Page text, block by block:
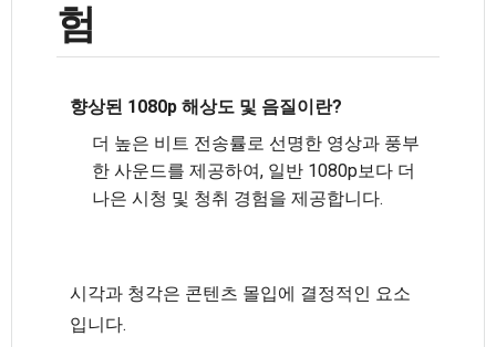
험
향상된 1080p 해상도 및 음질이란?
더 높은 비트 전송률로 선명한 영상과 풍부
한 사운드를 제공하여, 일반 1080p보다 더
나은 시청 및 청취 경험을 제공합니다.
시각과 청각은 콘텐츠 몰입에 결정적인 요소
입니다.